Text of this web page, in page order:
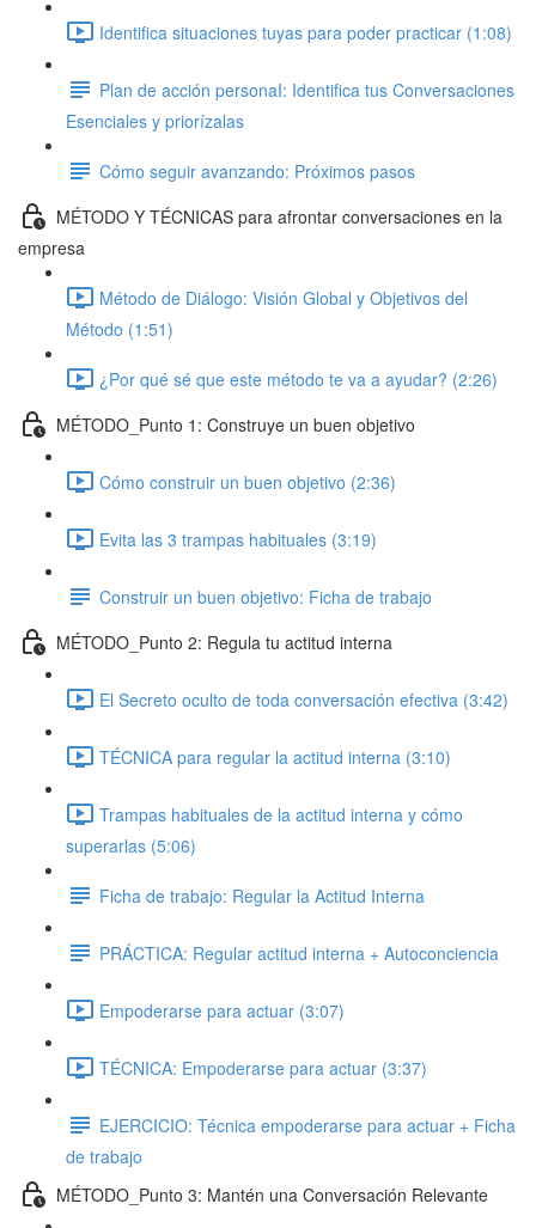
Identifica situaciones tuyas para poder practicar (1:08)
Plan de acción personaI: Identifica tus Conversaciones
Esenciales y priorízalas
Cómo seguir avanzando: Próximos pasos
MÉTODO Y TÉCNICAS para afrontar conversaciones en la
empresa
Método de Diálogo: Visión Global y Objetivos del
Método (1:51)
¿Por qué sé que este método te va a ayudar? (2:26)
MÉTODO_Punto 1: Construye un buen objetivo
Cómo construir un buen objetivo (2:36)
Evita las 3 trampas habituales (3:19)
Construir un buen objetivo: Ficha de trabajo
MÉTODO_Punto 2: Regula tu actitud interna
El Secreto oculto de toda conversación efectiva (3:42)
TÉCNICA para regular la actitud interna (3:10)
Trampas habituales de la actitud interna y cómo
superarlas (5:06)
Ficha de trabajo: Regular la Actitud Interna
PRÁCTICA: Regular actitud interna + Autoconciencia
Empoderarse para actuar (3:07)
TÉCNICA: Empoderarse para actuar (3:37)
EJERCICIO: Técnica empoderarse para actuar + Ficha
de trabajo
MÉTODO_Punto 3: Mantén una Conversación Relevante